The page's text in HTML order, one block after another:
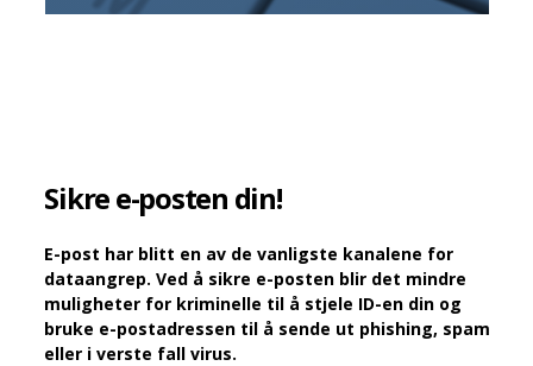
Sikre e-posten din!
E-post har blitt en av de vanligste kanalene for
dataangrep. Ved å sikre e-posten blir det mindre
muligheter for kriminelle til å stjele ID-en din og
bruke e-postadressen til å sende ut phishing, spam
eller i verste fall virus.